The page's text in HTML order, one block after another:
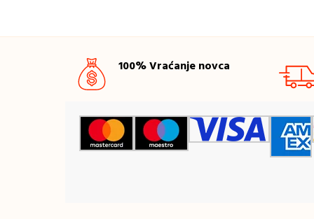
100% Vraćanje novca